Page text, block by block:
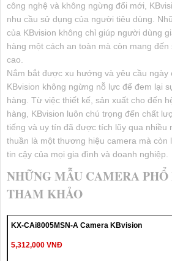
công nghệ và không ngừng đổi mới,
nhu cầu sử dụng của người tiêu dùng.
của KBvision không chỉ giúp người dùng
hàng một cách an toàn mà còn mang
cao.
Nắm bắt được xu hướng và yêu cầu ngày
KBvision không ngừng nỗ lực để đem lại
hàng. Từ việc thiết kế, sản xuất cho đến
hàng, KBvision luôn chú trọng đến chất
tiếng và uy tín đã được tích lũy qua nhiều
thuần là một thương hiệu camera mà còn
tin cậy của mọi gia đình và doanh nghiệp.
NHỮNG MẪU CAMERA
THAM KHẢO
KX-CAi8005MSN-A Camera KBvision
5,312,000 VNĐ